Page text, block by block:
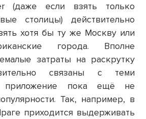
(даже если взять только
столицы) действительно
хотя бы ту же Москву или
города. Вполне
затраты на раскрутку
связаны с теми
приложение пока ещё не
Так, например, в
приходится выдерживать